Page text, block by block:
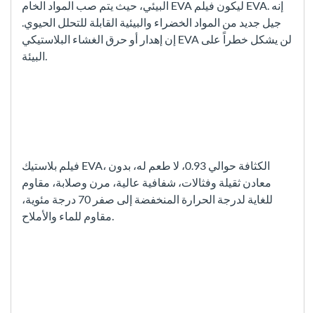
البيئي، حيث يتم صب المواد الخام EVA ليكون فيلم EVA. إنه
جيل جديد من المواد الخضراء والبيئية القابلة للتحلل الحيوي.
إن إهدار أو حرق الغشاء البلاستيكي EVA لن يشكل خطراً على
البيئة.
فيلم بلاستيك EVA، الكثافة حوالي 0.93، لا طعم له، بدون
معادن ثقيلة وفثالات، شفافية عالية، مرن وصلابة، مقاوم
للغاية لدرجة الحرارة المنخفضة إلى صفر 70 درجة مئوية،
مقاوم للماء والأملاح.